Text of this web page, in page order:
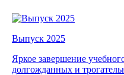
Выпуск 2025
Яркое завершение
долгожданных и